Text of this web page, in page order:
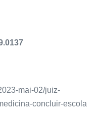
mai-02/juiz-
concluir-escola